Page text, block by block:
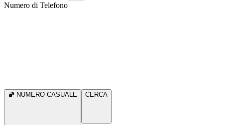
Numero di Telefono
NUMERO CASUALE CERCA